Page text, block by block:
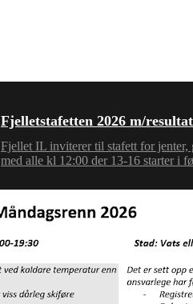
Fjelletstafetten 2026 m/
Fjellet IL inviterer til stafett for jenter,
med alle kl 12:00 der 13-16 starter i